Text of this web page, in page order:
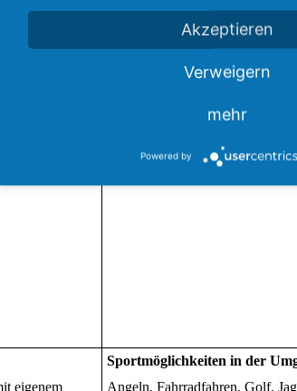
eigenem
Sportmöglichkeiten in der
Angeln, Fahrradfahren, Golf,
Akzeptieren
Verweigern
mehr
Powered by